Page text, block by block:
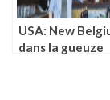
USA: New
dans la gueuze